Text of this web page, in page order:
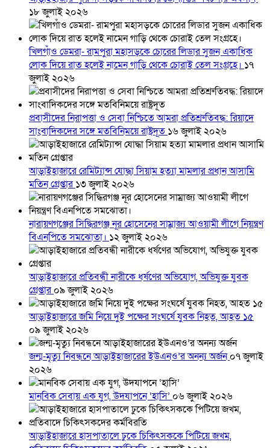
১৮ জুলাই ২০২৬
খিলগাঁও ডেমরা- রামপুরা মহাসড়কে চোরের লিডার সুজন একাধিক
লোক দিয়ে রাত হলেই নামেন গাড়ি থেকে চোরাই তেল সংগ্রহে। ১৭
জুলাই ২০২৬
প্রবাসীদের নিরাপত্তা ও সেবা নিশ্চিতে আমরা প্রতিশ্রুতিবদ্ধ: রিয়াদে
সাংবাদিকদের সঙ্গে মতবিনিময়ে রাষ্ট্রদূত ১৬ জুলাই ২০২৬
আড়াইহাজারে রেমিট্যান্স যোদ্ধা সিয়াম হত্যা মামলার প্রধান আসামি
মতিন গ্রেপ্তার১৩ জুলাই ২০২৬
নারায়ণগঞ্জের সিদ্ধিরগঞ্জ নূর হোসেনের সাম্রাজ্য আওয়ামী লীগে নিয়ন্ত্রণ
বিএনপিতে সমঝোতা। ১২ জুলাই ২০২৬
আড়াইহাজারে প্রতিবন্ধী নারীকে ধর্ষণের অভিযোগ, অভিযুক্ত যুবক
গ্রেপ্তার০৯ জুলাই ২০২৬
আড়াইহাজারে জমি নিয়ে দুই পক্ষের সংঘর্ষে যুবক নিহত, আহত ১৫
০৯ জুলাই ২০২৬
জন্ম-মৃত্যু নিবন্ধনে আড়াইহাজারের ইউএনও’র অনন্য অর্জন০৭ জুলাই
২০২৬
মানবিক সেবায় এক যুগ, উদযাপনে ‘হাসি’ ০৬ জুলাই ২০২৬
আড়াইহাজারে হাসপাতালে ঢুকে চিকিৎসককে পিটিয়ে জখম,